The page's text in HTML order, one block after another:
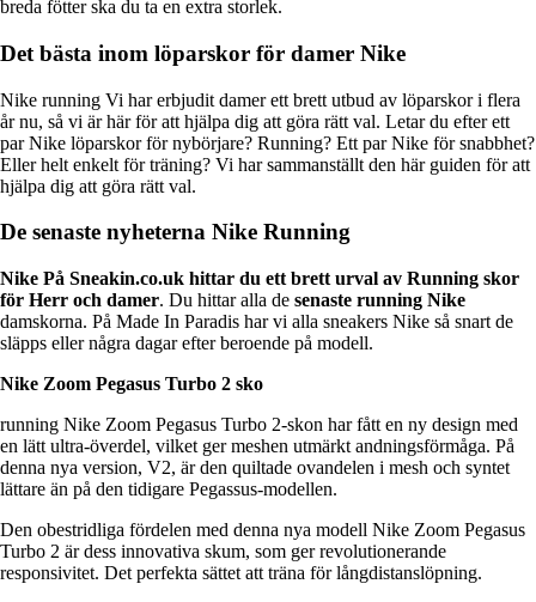
breda fötter ska du ta en extra storlek.
Det bästa inom löparskor för damer Nike
Nike running Vi har erbjudit damer ett brett utbud av löparskor i flera
år nu, så vi är här för att hjälpa dig att göra rätt val. Letar du efter ett
par Nike löparskor för nybörjare? Running? Ett par Nike för snabbhet?
Eller helt enkelt för träning? Vi har sammanställt den här guiden för att
hjälpa dig att göra rätt val.
De senaste nyheterna Nike Running
Nike På Sneakin.co.uk hittar du ett brett urval av Running skor
för Herr och damer. Du hittar alla de senaste running Nike
damskorna. På Made In Paradis har vi alla sneakers Nike så snart de
släpps eller några dagar efter beroende på modell.
Nike Zoom Pegasus Turbo 2 sko
running Nike Zoom Pegasus Turbo 2-skon har fått en ny design med
en lätt ultra-överdel, vilket ger meshen utmärkt andningsförmåga. På
denna nya version, V2, är den quiltade ovandelen i mesh och syntet
lättare än på den tidigare Pegassus-modellen.
Den obestridliga fördelen med denna nya modell Nike Zoom Pegasus
Turbo 2 är dess innovativa skum, som ger revolutionerande
responsivitet. Det perfekta sättet att träna för långdistanslöpning.